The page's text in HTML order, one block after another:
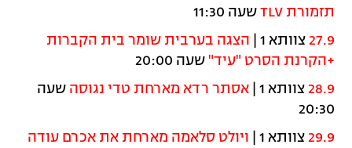
תזמורת TLV שעה 11:30
27.9 צוותא 1 |
הצגה בערבית שומר בית הקברות
+הקרנת הסרט "עיד" שעה 20:00
28.9 צוותא 1 | אסתר רדא מארחת טדי נגוסה שעה
20:30
29.9 צוותא 1 | ויולט סלאמה מארחת את אכרם עודה